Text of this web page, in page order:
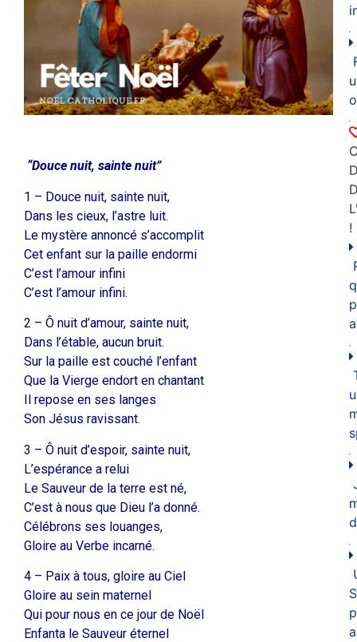
“Douce nuit, sainte nuit”
1 – Douce nuit, sainte nuit,
Dans les cieux, l’astre luit.
Le mystère annoncé s’accomplit
Cet enfant sur la paille endormi
C’est l’amour infini
C’est l’amour infini.
2 – Ô nuit d’amour, sainte nuit,
Dans l’étable, aucun bruit.
Sur la paille est couché l’enfant
Que la Vierge endort en chantant
Il repose en ses langes
Son Jésus ravissant.
3 – Ô nuit d’espoir, sainte nuit,
L’espérance a relui
Le Sauveur de la terre est né,
C’est à nous que Dieu l’a donné.
Célébrons ses louanges,
Gloire au Verbe incarné.
4 – Paix à tous, gloire au Ciel
Gloire au sein maternel
Qui pour nous en ce jour de Noël
Enfanta le Sauveur éternel
!